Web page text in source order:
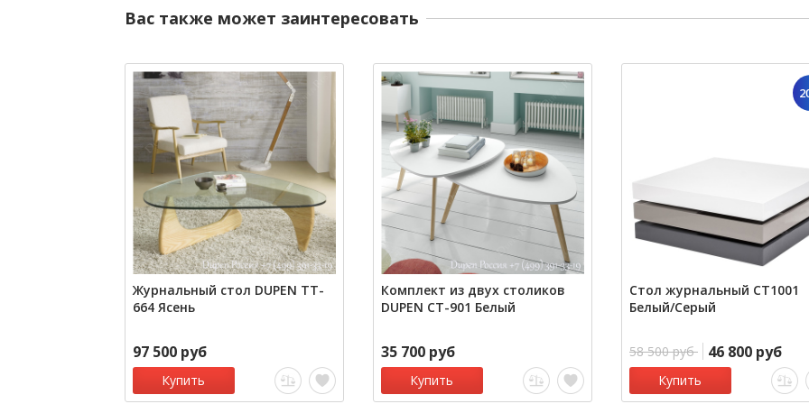
Вас также может заинтересовать
Журнальный стол DUPEN TT-
664 Ясень
97 500 руб
Купить
Комплект из двух столиков
DUPEN CT-901 Белый
35 700 руб
Купить
Стол журнальный СT1001
Белый/Серый
58 500 руб 46 800 руб
Купить